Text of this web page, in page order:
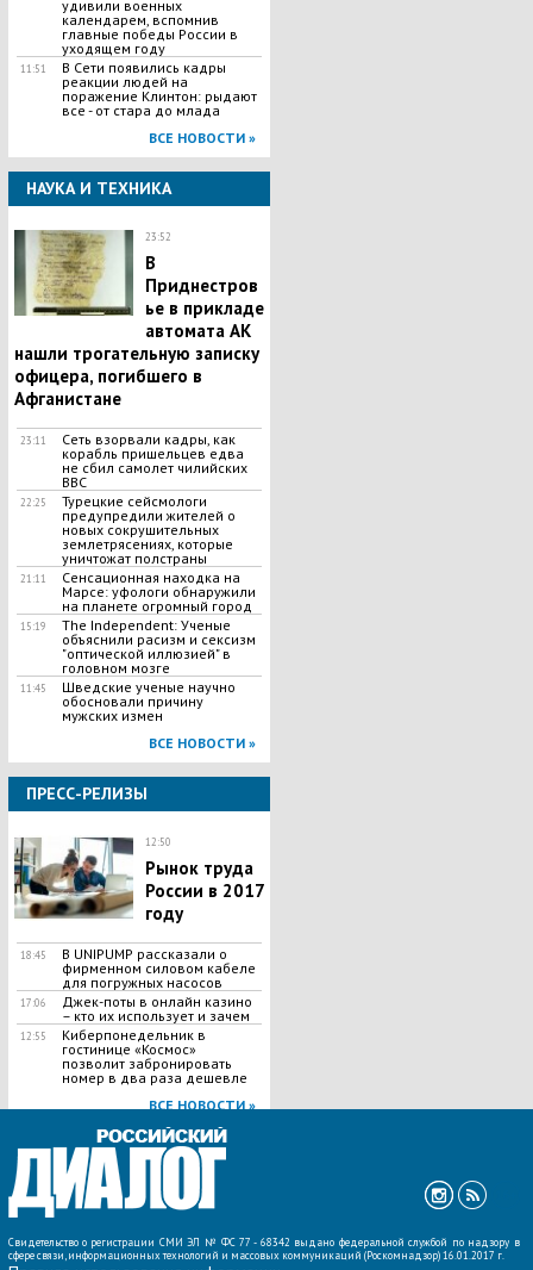
удивили военных
календарем, вспомнив
главные победы России в
уходящем году
11:51
В Сети появились кадры
реакции людей на
поражение Клинтон: рыдают
все - от стара до млада
ВСЕ НОВОСТИ »
НАУКА И ТЕХНИКА
23:52
В
Приднестров
ье в прикладе
автомата АК
нашли трогательную записку
офицера, погибшего в
Афганистане
23:11
Сеть взорвали кадры, как
корабль пришельцев едва
не сбил самолет чилийских
ВВС
22:25
Турецкие сейсмологи
предупредили жителей о
новых сокрушительных
землетрясениях, которые
уничтожат полстраны
21:11
Сенсационная находка на
Марсе: уфологи обнаружили
на планете огромный город
15:19
The Independent: Ученые
объяснили расизм и сексизм
"оптической иллюзией" в
головном мозге
11:45
Шведские ученые научно
обосновали причину
мужских измен
ВСЕ НОВОСТИ »
ПРЕСС-РЕЛИЗЫ
12:50
Рынок труда
России в 2017
году
18:45
В UNIPUMP рассказали о
фирменном силовом кабеле
для погружных насосов
17:06
Джек-поты в онлайн казино
– кто их использует и зачем
12:55
Киберпонедельник в
гостинице «Космос»
позволит забронировать
номер в два раза дешевле
ВСЕ НОВОСТИ »
Свидетельство о регистрации СМИ ЭЛ № ФС 77 - 68342 выдано федеральной службой по надзору в
сфере связи, информационных технологий и массовых коммуникаций (Роскомнадзор) 16.01.2017 г.